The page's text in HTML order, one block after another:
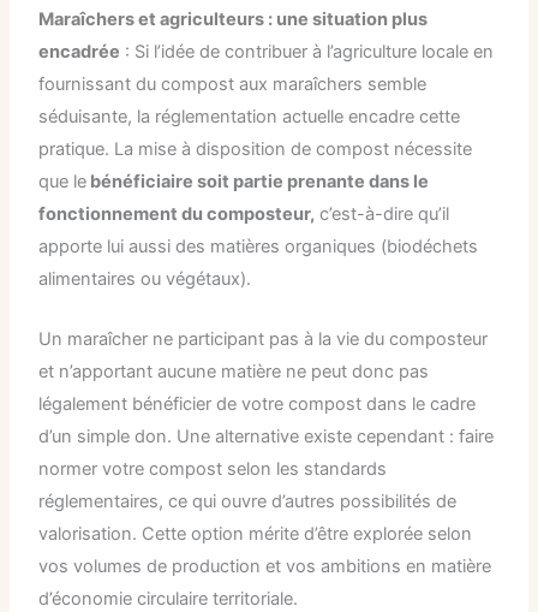
Maraîchers et agriculteurs : une situation plus
encadrée : Si l’idée de contribuer à l’agriculture locale en
fournissant du compost aux maraîchers semble
séduisante, la réglementation actuelle encadre cette
pratique. La mise à disposition de compost nécessite
que le bénéficiaire soit partie prenante dans le
fonctionnement du composteur, c’est-à-dire qu’il
apporte lui aussi des matières organiques (biodéchets
alimentaires ou végétaux).
Un maraîcher ne participant pas à la vie du composteur
et n’apportant aucune matière ne peut donc pas
légalement bénéficier de votre compost dans le cadre
d’un simple don. Une alternative existe cependant : faire
normer votre compost selon les standards
réglementaires, ce qui ouvre d’autres possibilités de
valorisation. Cette option mérite d’être explorée selon
vos volumes de production et vos ambitions en matière
d’économie circulaire territoriale.